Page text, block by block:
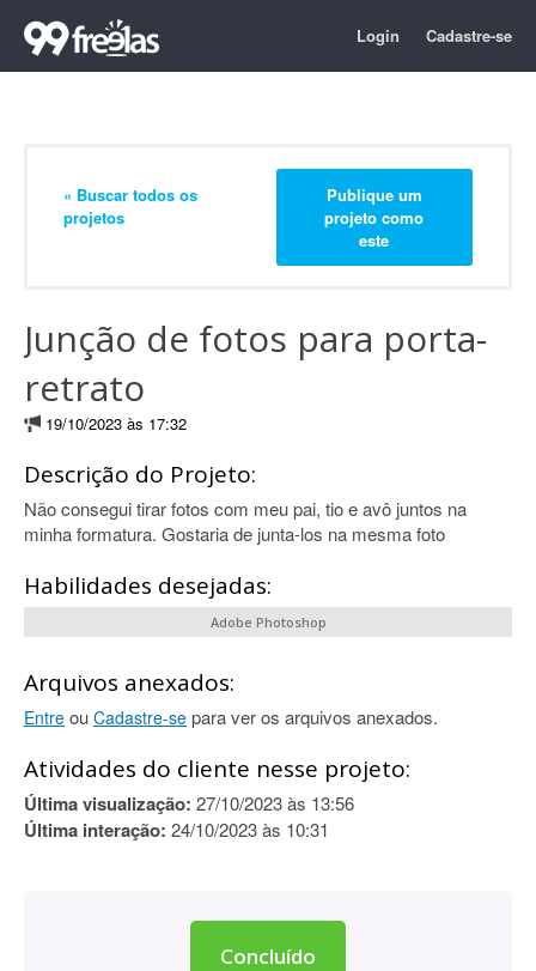
Login Cadastre-se
« Buscar todos os
projetos
Publique um
projeto como
este
Junção de fotos para porta-
retrato
19/10/2023 às 17:32
Descrição do Projeto:
Não consegui tirar fotos com meu pai, tio e avô juntos na
minha formatura. Gostaria de junta-los na mesma foto
Habilidades desejadas:
Adobe Photoshop
Arquivos anexados:
Entre ou Cadastre-se para ver os arquivos anexados.
Atividades do cliente nesse projeto:
Última visualização: 27/10/2023 às 13:56
Última interação: 24/10/2023 às 10:31
Concluído